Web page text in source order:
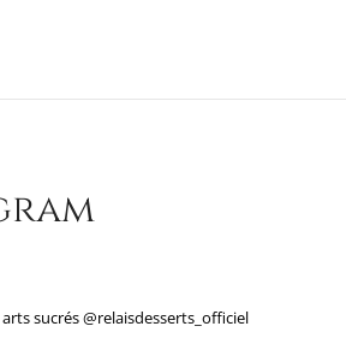
sucrés@relaisdesserts_officiel